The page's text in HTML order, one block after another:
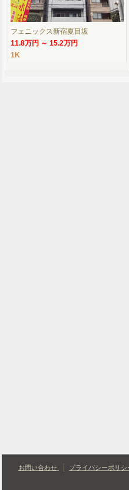
フェニックス新宿夏目坂
11.8万円 ～ 15.2万円
1K
お問い合わせ プライバシーポリシ